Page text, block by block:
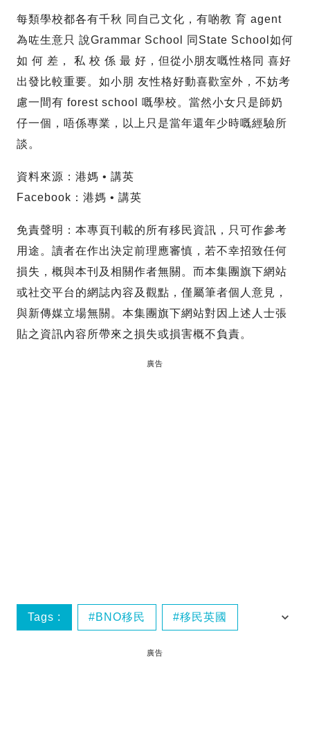
每類學校都各有千秋 同自己文化，有啲教 育 agent
為咗生意只 說Grammar School 同State School如何
如 何 差， 私 校 係 最 好，但從小朋友嘅性格同 喜好
出發比較重要。如小朋 友性格好動喜歡室外，不妨考
慮一間有 forest school 嘅學校。當然小女只是師奶
仔一個，唔係專業，以上只是當年還年少時嘅經驗所
談。
資料來源：港媽 • 講英
Facebook：港媽 • 講英
免責聲明：本專頁刊載的所有移民資訊，只可作參考
用途。讀者在作出決定前理應審慎，若不幸招致任何
損失，概與本刊及相關作者無關。而本集團旗下網站
或社交平台的網誌內容及觀點，僅屬筆者個人意見，
與新傳媒立場無關。本集團旗下網站對因上述人士張
貼之資訊內容所帶來之損失或損害概不負責。
廣告
Tags : BNO移民 移民英國
廣告